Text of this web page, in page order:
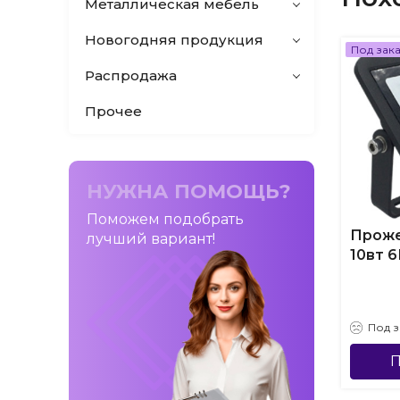
Металлическая мебель
Новогодняя продукция
Распродажа
Прочее
НУЖНА ПОМОЩЬ?
Поможем подобрать
лучший вариант!
Под
10вт
Под